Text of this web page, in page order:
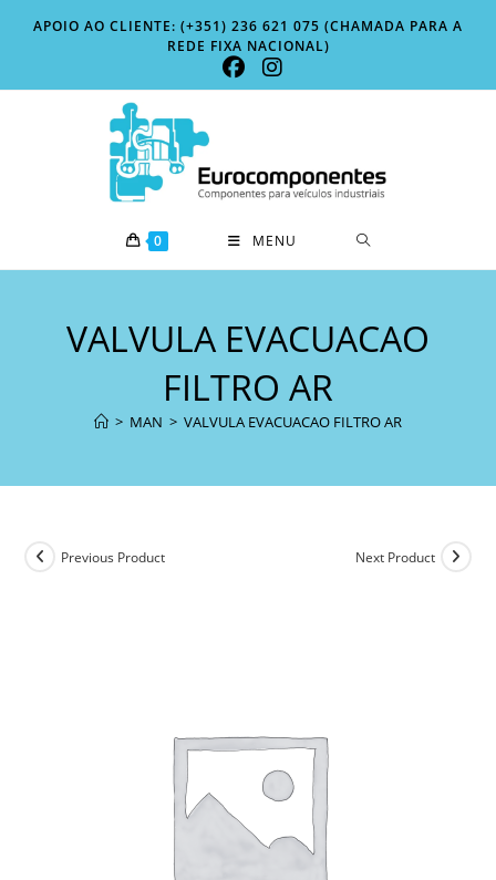
APOIO AO CLIENTE: (+351) 236 621 075 (CHAMADA PARA A
REDE FIXA NACIONAL)
0 MENU
VALVULA EVACUACAO
FILTRO AR
> MAN > VALVULA EVACUACAO FILTRO AR
Previous Product Next Product